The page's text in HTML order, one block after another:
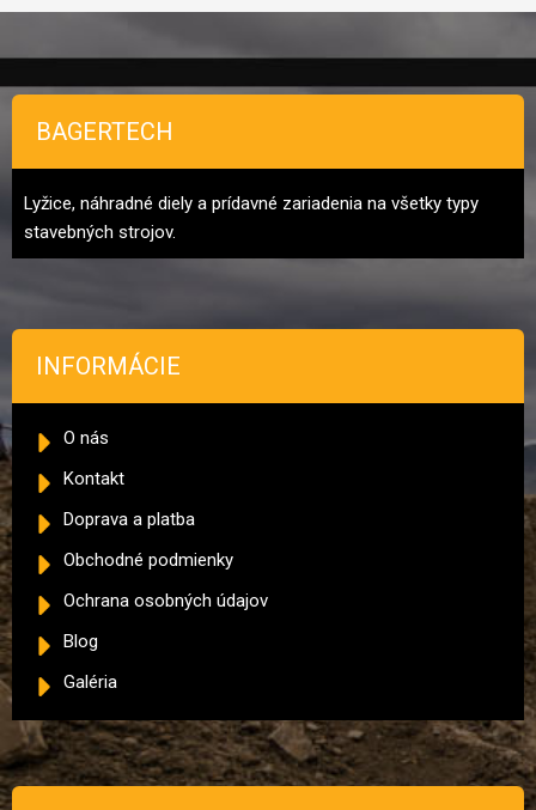
BAGERTECH
Lyžice, náhradné diely a prídavné zariadenia na všetky typy
stavebných strojov.
INFORMÁCIE
O nás
Kontakt
Doprava a platba
Obchodné podmienky
Ochrana osobných údajov
Blog
Galéria